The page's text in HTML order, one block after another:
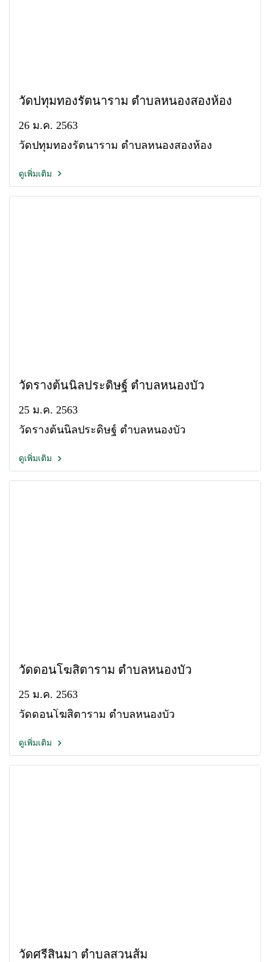
วัดปทุมทองรัตนาราม ตำบลหนองสองห้อง
26 ม.ค. 2563
วัดปทุมทองรัตนาราม ตำบลหนองสองห้อง
ดูเพิ่มเติม
วัดรางต้นนิลประดิษฐ์ ตำบลหนองบัว
25 ม.ค. 2563
วัดรางต้นนิลประดิษฐ์ ตำบลหนองบัว
ดูเพิ่มเติม
วัดดอนโฆสิตาราม ตำบลหนองบัว
25 ม.ค. 2563
วัดดอนโฆสิตาราม ตำบลหนองบัว
ดูเพิ่มเติม
วัดศรีสินมา ตำบลสวนส้ม